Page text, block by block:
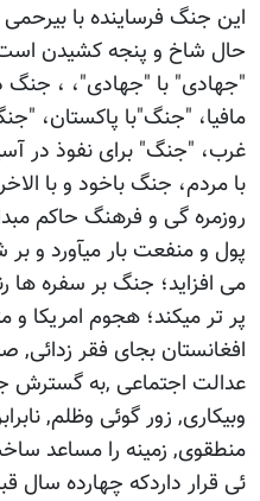
اين جنگ فرساينده با
حال شاخ و پنجه كشيدن
"جهادى" با "جهادى"، ، جنگ
مافيا، "جنگ"با پاكستان،
غرب، "جنگ" براى نفوذ در
با مردم، جنگ باخود و با
روزمره گى و فرهنگ حاكم
پول و منفعت بار ميآورد و
مى افزايد؛ جنگ بر سفره
پر تر ميكند؛ هجوم امریکا و
افغانستان بجای فقر زدائی,
عدالت اجتماعی ,به گسترش
وبیکاری, زور گوئی وظلم,
منطقوی, زمینه را مساعد
ئی قرار داردکه چهارده سال